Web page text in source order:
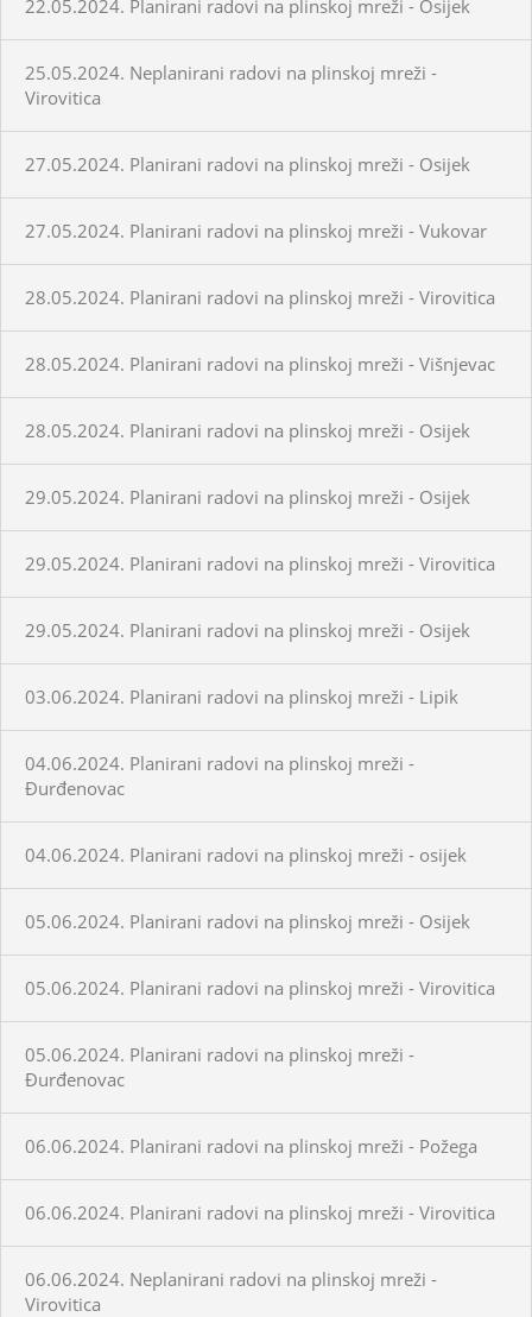
22.05.2024. Planirani radovi na plinskoj mreži - Osijek
25.05.2024. Neplanirani radovi na plinskoj mreži -
Virovitica
27.05.2024. Planirani radovi na plinskoj mreži - Osijek
27.05.2024. Planirani radovi na plinskoj mreži - Vukovar
28.05.2024. Planirani radovi na plinskoj mreži - Virovitica
28.05.2024. Planirani radovi na plinskoj mreži - Višnjevac
28.05.2024. Planirani radovi na plinskoj mreži - Osijek
29.05.2024. Planirani radovi na plinskoj mreži - Osijek
29.05.2024. Planirani radovi na plinskoj mreži - Virovitica
29.05.2024. Planirani radovi na plinskoj mreži - Osijek
03.06.2024. Planirani radovi na plinskoj mreži - Lipik
04.06.2024. Planirani radovi na plinskoj mreži -
Đurđenovac
04.06.2024. Planirani radovi na plinskoj mreži - osijek
05.06.2024. Planirani radovi na plinskoj mreži - Osijek
05.06.2024. Planirani radovi na plinskoj mreži - Virovitica
05.06.2024. Planirani radovi na plinskoj mreži -
Đurđenovac
06.06.2024. Planirani radovi na plinskoj mreži - Požega
06.06.2024. Planirani radovi na plinskoj mreži - Virovitica
06.06.2024. Neplanirani radovi na plinskoj mreži -
Virovitica